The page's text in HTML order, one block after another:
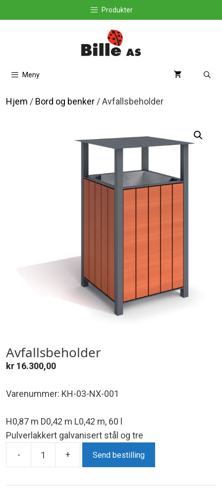
til
Produkter
Meny
Hjem / Bord og benker / Avfallsbeholder
Avfallsbeholder
kr 16.300,00
Varenummer: KH-03-NX-001
H0,87 m D0,42 m L0,42 m, 60 l
Pulverlakkert galvanisert stål og tre
-
Avfallsbeholder
+ Send bestilling